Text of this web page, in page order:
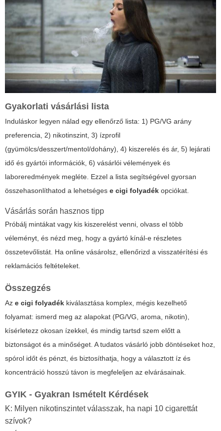
Gyakorlati vásárlási lista
Induláskor legyen nálad egy ellenőrző lista: 1) PG/VG arány
preferencia, 2) nikotinszint, 3) ízprofil
(gyümölcs/desszert/mentol/dohány), 4) kiszerelés és ár, 5) lejárati
idő és gyártói információk, 6) vásárlói vélemények és
laboreredmények megléte. Ezzel a lista segítségével gyorsan
összehasonlíthatod a lehetséges e cigi folyadék opciókat.
Vásárlás során hasznos tipp
Próbálj mintákat vagy kis kiszerelést venni, olvass el több
véleményt, és nézd meg, hogy a gyártó kínál-e részletes
összetevőlistát. Ha online vásárolsz, ellenőrizd a visszatérítési és
reklamációs feltételeket.
Összegzés
Az e cigi folyadék kiválasztása komplex, mégis kezelhető
folyamat: ismerd meg az alapokat (PG/VG, aroma, nikotin),
kísérletezz okosan ízekkel, és mindig tartsd szem előtt a
biztonságot és a minőséget. A tudatos vásárló jobb döntéseket hoz,
spórol időt és pénzt, és biztosíthatja, hogy a választott íz és
koncentráció hosszú távon is megfeleljen az elvárásainak.
GYIK - Gyakran Ismételt Kérdések
K: Milyen nikotinszintet válasszak, ha napi 10 cigarettát
szívok?